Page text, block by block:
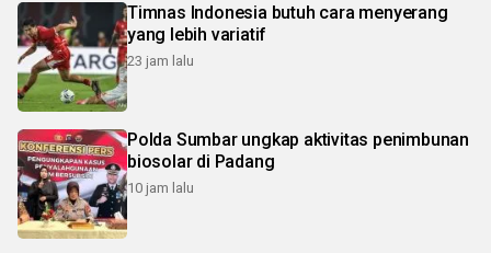
Timnas Indonesia butuh cara menyerang
yang lebih variatif
23 jam lalu
Polda Sumbar ungkap aktivitas penimbunan
biosolar di Padang
10 jam lalu